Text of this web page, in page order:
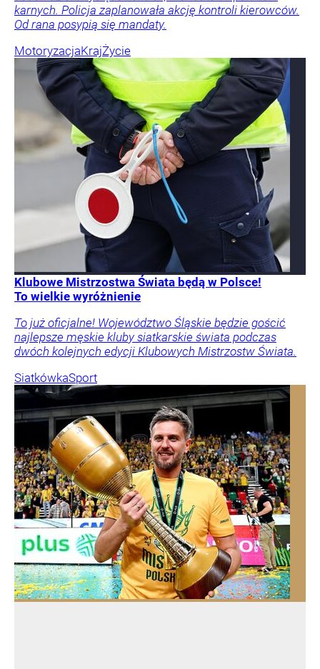
karnych. Policja zaplanowała akcję kontroli kierowców.
Od rana posypią się mandaty.
MotoryzacjaKrajŻycie
Klubowe Mistrzostwa Świata będą w Polsce!
To wielkie wyróżnienie
To już oficjalne! Województwo Śląskie będzie gościć
najlepsze męskie kluby siatkarskie świata podczas
dwóch kolejnych edycji Klubowych Mistrzostw Świata.
SiatkówkaSport